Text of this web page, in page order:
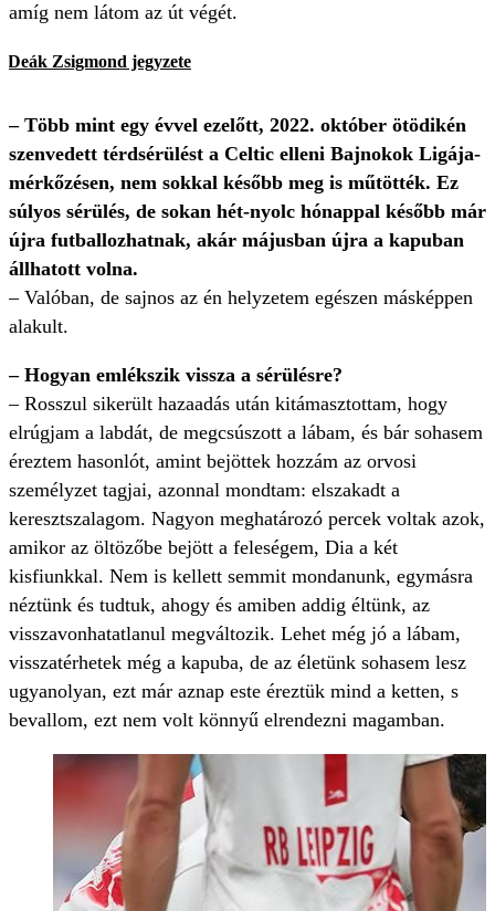
amíg nem látom az út végét.
Deák Zsigmond jegyzete
– Több mint egy évvel ezelőtt, 2022. október ötödikén
szenvedett térdsérülést a Celtic elleni Bajnokok Ligája-
mérkőzésen, nem sokkal később meg is műtötték. Ez
súlyos sérülés, de sokan hét-nyolc hónappal később már
újra futballozhatnak, akár májusban újra a kapuban
állhatott volna.
– Valóban, de sajnos az én helyzetem egészen másképpen
alakult.
– Hogyan emlékszik vissza a sérülésre?
– Rosszul sikerült hazaadás után kitámasztottam, hogy
elrúgjam a labdát, de megcsúszott a lábam, és bár sohasem
éreztem hasonlót, amint bejöttek hozzám az orvosi
személyzet tagjai, azonnal mondtam: elszakadt a
keresztszalagom. Nagyon meghatározó percek voltak azok,
amikor az öltözőbe bejött a feleségem, Dia a két
kisfiunkkal. Nem is kellett semmit mondanunk, egymásra
néztünk és tudtuk, ahogy és amiben addig éltünk, az
visszavonhatatlanul megváltozik. Lehet még jó a lábam,
visszatérhetek még a kapuba, de az életünk sohasem lesz
ugyanolyan, ezt már aznap este éreztük mind a ketten, s
bevallom, ezt nem volt könnyű elrendezni magamban.